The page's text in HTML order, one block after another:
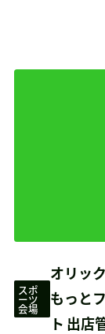
スポ
ーツ
会場
オリッ
もっと
ト 出店